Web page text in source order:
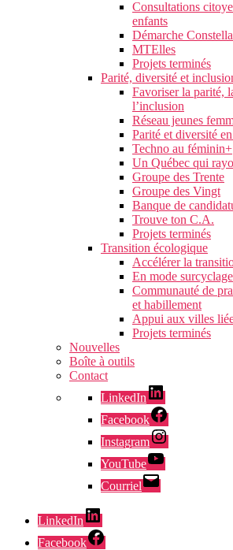
Consultations
enfants
Démarche
MTElles
Projets terminés
Parité, diversité et
Favoriser la parité,
l’inclusion
Réseau jeunes
Parité et diversité
Techno au féminin+
Un Québec qui
Groupe des Trente
Groupe des Vingt
Banque de
Trouve ton C.A.
Projets terminés
Transition écologique
Accélérer la
En mode surcyclage
Communauté de
et habillement
Appui aux villes
Projets terminés
Nouvelles
Boîte à outils
Contact
LinkedIn
Facebook
Instagram
YouTube
Courriel
LinkedIn
Facebook